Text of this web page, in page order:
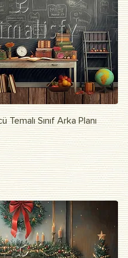
просмотр
Sınıf Arka Planı